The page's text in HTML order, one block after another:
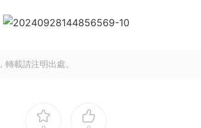
，轉載請注明出處。